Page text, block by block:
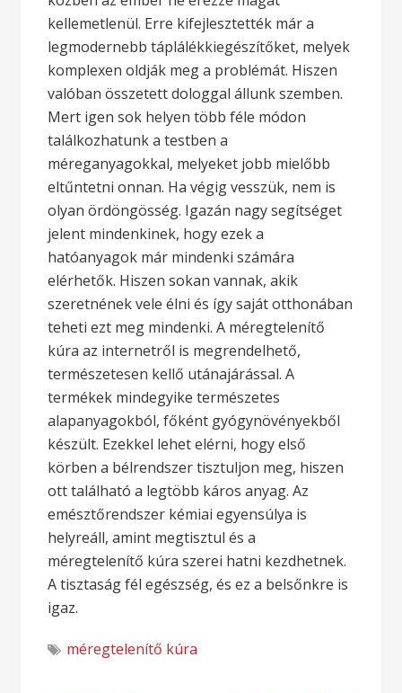
kellemetlenül. Erre kifejlesztették már a
legmodernebb táplálékkiegészítőket, melyek
komplexen oldják meg a problémát. Hiszen
valóban összetett dologgal állunk szemben.
Mert igen sok helyen több féle módon
találkozhatunk a testben a
méreganyagokkal, melyeket jobb mielőbb
eltűntetni onnan. Ha végig vesszük, nem is
olyan ördöngösség. Igazán nagy segítséget
jelent mindenkinek, hogy ezek a
hatóanyagok már mindenki számára
elérhetők. Hiszen sokan vannak, akik
szeretnének vele élni és így saját otthonában
teheti ezt meg mindenki. A méregtelenítő
kúra az internetről is megrendelhető,
természetesen kellő utánajárással.A
termékek mindegyike természetes
alapanyagokból, főként gyógynövényekből
készült. Ezekkel lehet elérni, hogy első
körben a bélrendszer tisztuljon meg, hiszen
ott található a legtöbb káros anyag. Az
emésztőrendszer kémiai egyensúlya is
helyreáll, amint megtisztul és a
méregtelenítő kúra szerei hatni kezdhetnek.
A tisztaság fél egészség, és ez a belsőnkre is
igaz.
méregtelenítő kúra